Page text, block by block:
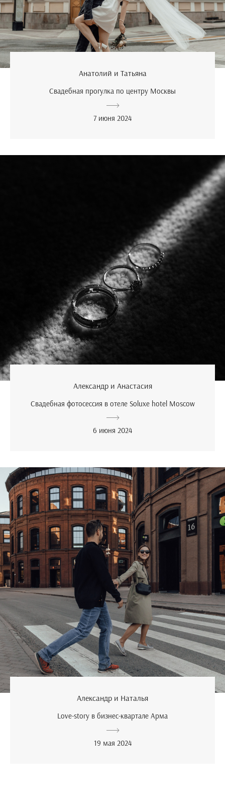
Анатолий и Татьяна
Свадебная прогулка по центру Москвы
7 июня 2024
Александр и Анастасия
Свадебная фотосессия в отеле Soluxe hotel Moscow
6 июня 2024
Александр и Наталья
Love-story в бизнес-квартале Арма
19 мая 2024